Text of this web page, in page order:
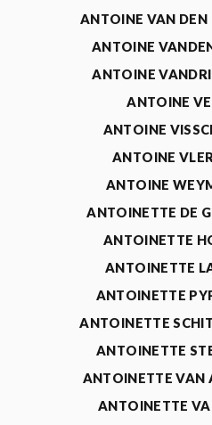
ANTOINE VAN DEN
ANTOINE
ANTOINE
ANTOINE
ANTOINE
ANTOINE
ANTOINE
ANTOINETTE DE
ANTOINETTE
ANTOINETTE
ANTOINETTE
ANTOINETTE
ANTOINETTE
ANTOINETTE VAN
ANTOINETTE